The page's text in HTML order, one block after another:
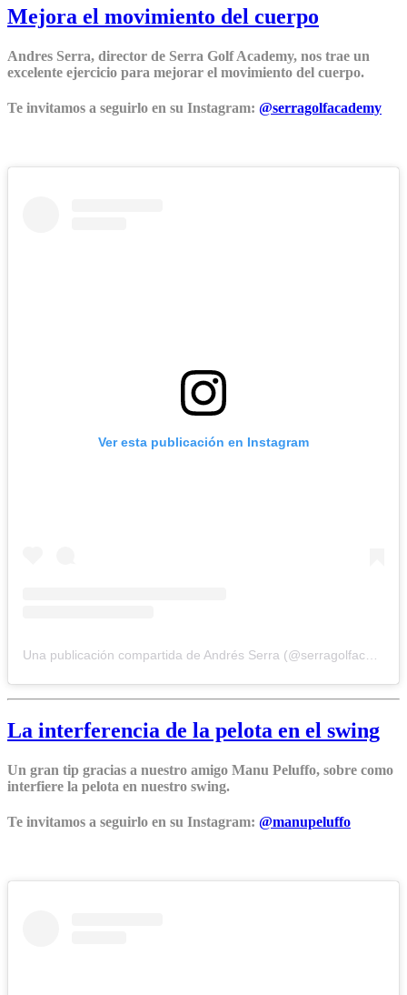
Mejora el movimiento del cuerpo
Andres Serra, director de Serra Golf Academy, nos trae un
excelente ejercicio para mejorar el movimiento del cuerpo.
Te invitamos a seguirlo en su Instagram: @serragolfacademy
Ver esta publicación en Instagram
La interferencia de la pelota en el swing
Un gran tip gracias a nuestro amigo Manu Peluffo, sobre como
interfiere la pelota en nuestro swing.
Te invitamos a seguirlo en su Instagram: @manupeluffo